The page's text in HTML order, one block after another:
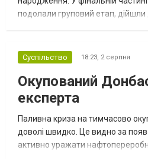
подолали груповий етап, дійшли
Суспільство 18:23, 2 серпня
Окупований
експерта
Паливна криза на тимчасово
доволі швидко. Це видно за
активно уражати